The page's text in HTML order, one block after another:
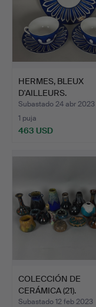
HERMES, BLEUX
D'AILLEURS.
Subastado 24 abr 2023
1 puja
463 USD
COLECCIÓN DE
CERÁMICA (21).
Subastado 12 feb 2023